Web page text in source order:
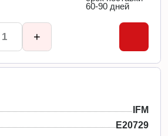
60-90 дней
+
IFM
E20729